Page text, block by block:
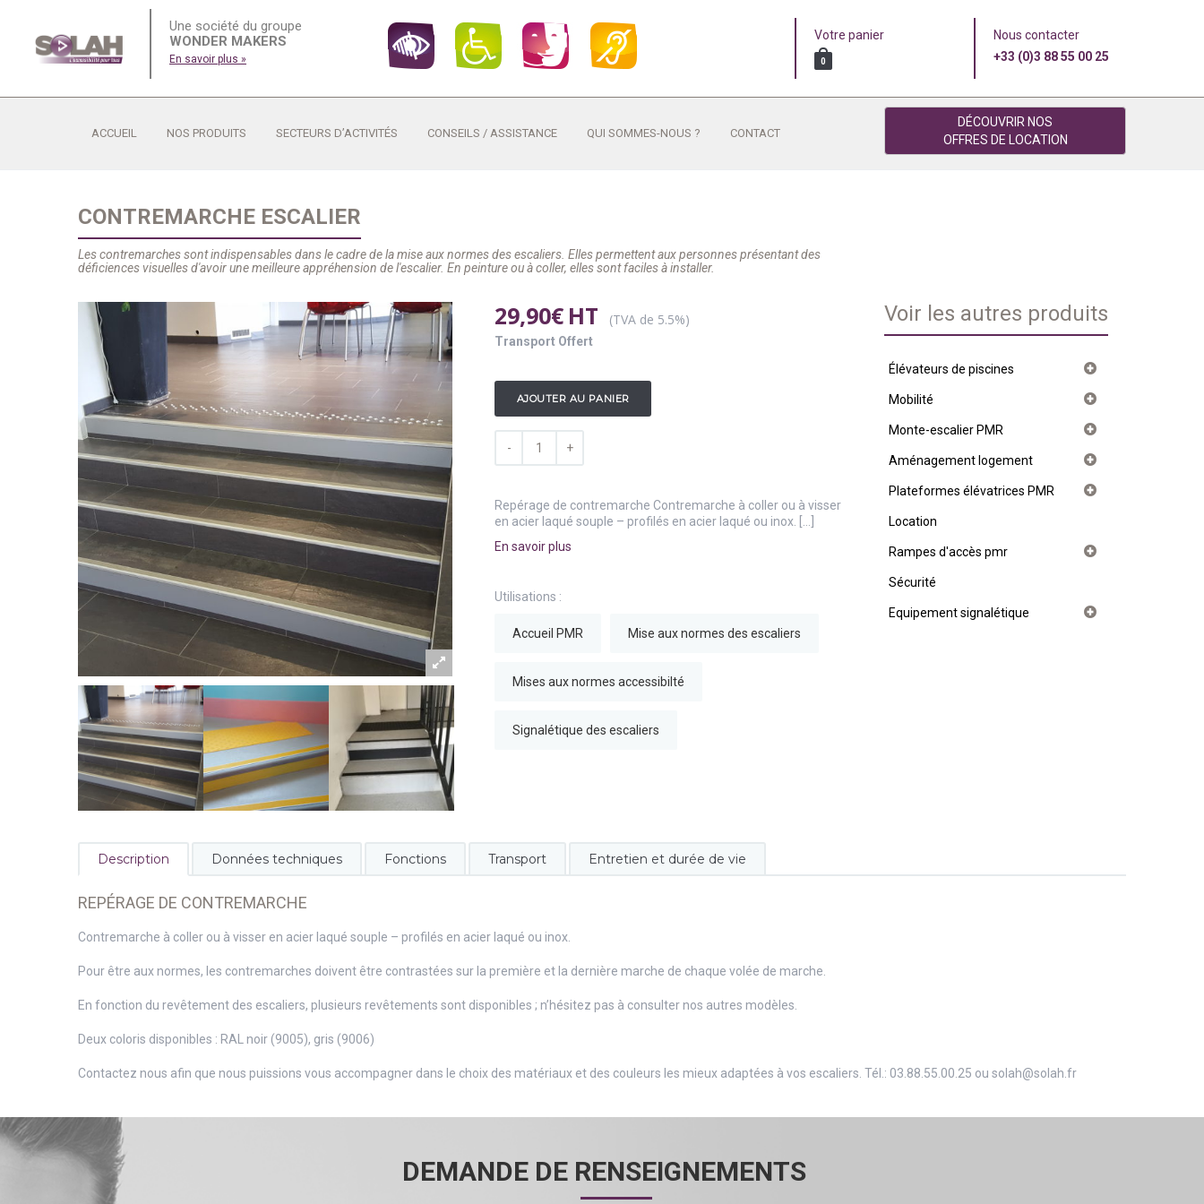
Une société du groupe
WONDER MAKERS
En savoir plus »
Votre panier
0
Nous contacter
+33 (0)3 88 55 00 25
ACCUEIL NOS PRODUITS SECTEURS D’ACTIVITÉS CONSEILS / ASSISTANCE QUI SOMMES-NOUS ? CONTACT
DÉCOUVRIR NOS
OFFRES DE LOCATION
CONTREMARCHE ESCALIER
Les contremarches sont indispensables dans le cadre de la mise aux normes des escaliers. Elles permettent aux personnes présentant des
déficiences visuelles d'avoir une meilleure appréhension de l'escalier. En peinture ou à coller, elles sont faciles à installer.
29,90€ HT (TVA de 5.5%)
Transport Offert
AJOUTER AU PANIER
Repérage de contremarche Contremarche à coller ou à visser
en acier laqué souple – profilés en acier laqué ou inox. […]
En savoir plus
Utilisations :
Accueil PMR Mise aux normes des escaliers
Mises aux normes accessibilté
Signalétique des escaliers
Voir les autres produits
Élévateurs de piscines
Mobilité
Monte-escalier PMR
Aménagement logement
Plateformes élévatrices PMR
Location
Rampes d'accès pmr
Sécurité
Equipement signalétique
Description Données techniques Fonctions Transport Entretien et durée de vie
REPÉRAGE DE CONTREMARCHE
Contremarche à coller ou à visser en acier laqué souple – profilés en acier laqué ou inox.
Pour être aux normes, les contremarches doivent être contrastées sur la première et la dernière marche de chaque volée de marche.
En fonction du revêtement des escaliers, plusieurs revêtements sont disponibles ; n’hésitez pas à consulter nos autres modèles.
Deux coloris disponibles : RAL noir (9005), gris (9006)
Contactez nous afin que nous puissions vous accompagner dans le choix des matériaux et des couleurs les mieux adaptées à vos escaliers. Tél.: 03.88.55.00.25 ou solah@solah.fr
DEMANDE DE RENSEIGNEMENTS